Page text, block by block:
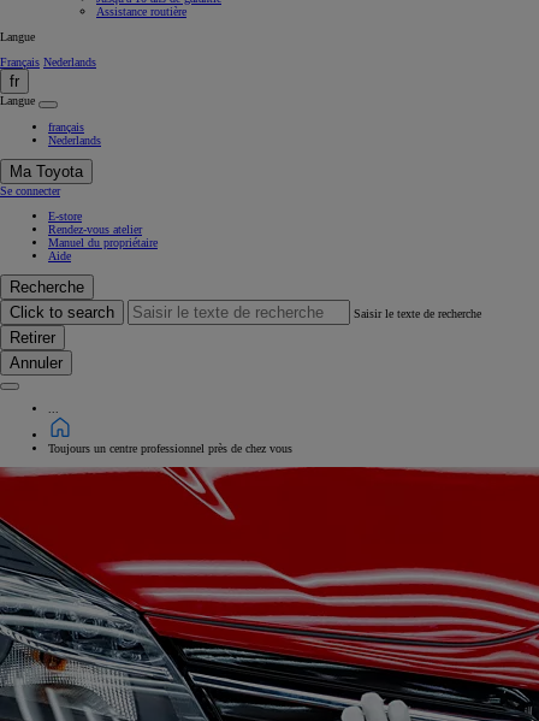
Assistance routière
Langue
Français Nederlands
fr
Langue
français
Nederlands
Ma Toyota
Se connecter
E-store
Rendez-vous atelier
Manuel du propriétaire
Aide
Recherche
Click to search
Saisir le texte de recherche
Retirer
Annuler
Toujours un centre professionnel près de chez vous